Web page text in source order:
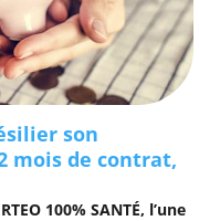
son
mois de contrat,
100% SANTÉ, l’une